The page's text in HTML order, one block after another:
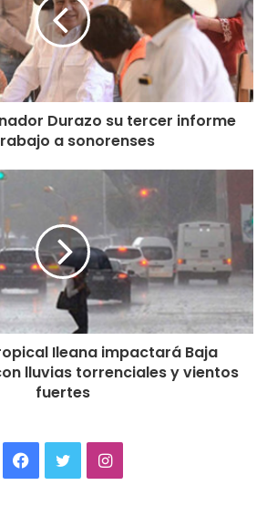
Durazo su tercer informe
a sonorenses
Ileana impactará Baja
lluvias torrenciales y vientos
fuertes
Facebook
TwitterInstagram